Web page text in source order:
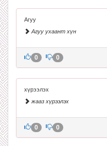
Агуу
Агуу ухаант хүн
0 0
хүрээлэх
жааз хүрээлэх
0 0